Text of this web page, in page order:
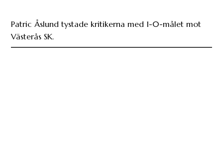
Patric Åslund tystade kritikerna med 1-0-målet mot
Västerås SK.